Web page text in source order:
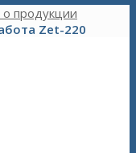
продукции
Zet-220